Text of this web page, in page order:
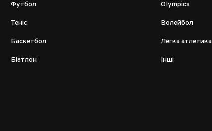
Футбол
Теніс
Баскетбол
Біатлон
Olympics
Волейбол
Легка атлетика
Інші